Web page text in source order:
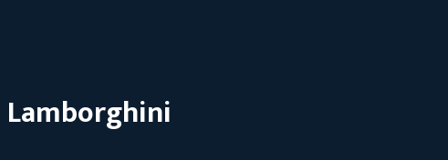
Lamborghini